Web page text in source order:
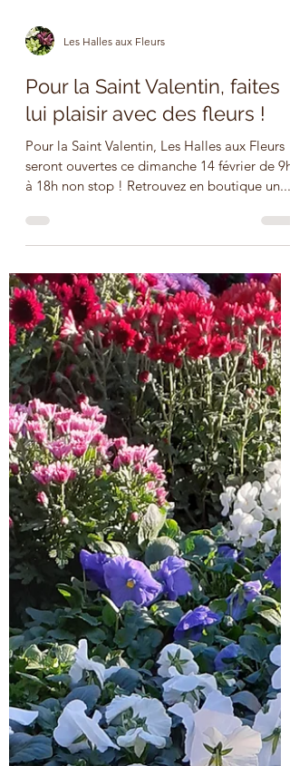
Les Halles aux Fleurs
Pour la Saint Valentin, faites
lui plaisir avec des fleurs !
Pour la Saint Valentin, Les Halles aux Fleurs
à 18h non stop ! Retrouvez en boutique un...